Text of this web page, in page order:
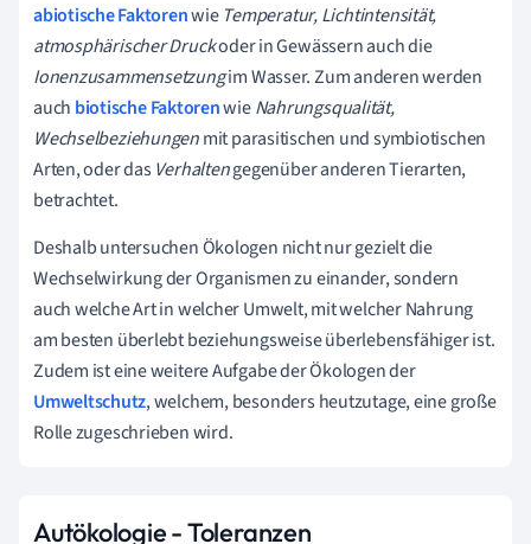
abiotische Faktorenwie Temperatur, Lichtintensität,
atmosphärischer Druckoder in Gewässern auch die
Ionenzusammensetzungim Wasser. Zum anderen werden
auch biotische FaktorenwieNahrungsqualität,
Wechselbeziehungenmit parasitischen und symbiotischen
Arten, oder dasVerhaltengegenüber anderen Tierarten,
betrachtet.
Deshalb untersuchen Ökologen nicht nur gezielt die
Wechselwirkung der Organismen zu einander, sondern
auch welche Art in welcher Umwelt, mit welcher Nahrung
am besten überlebt beziehungsweise überlebensfähiger ist.
Zudem ist eine weitere Aufgabe der Ökologen der
Umweltschutz, welchem, besonders heutzutage, eine große
Rolle zugeschrieben wird.
Autökologie - Toleranzen